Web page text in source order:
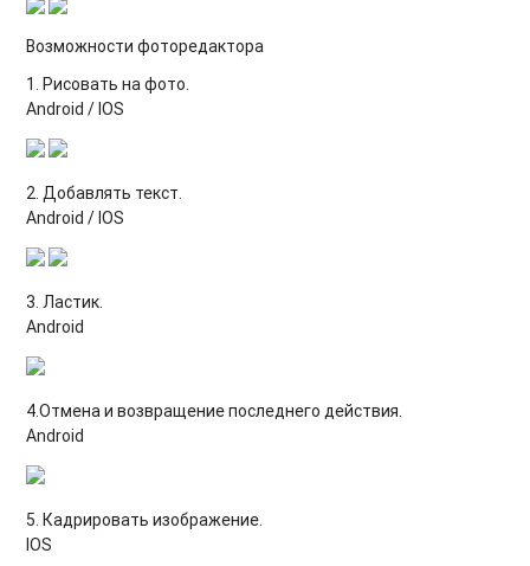
Возможности фоторедактора
1. Рисовать на фото.
Android / IOS
2. Добавлять текст.
Android / IOS
3. Ластик.
Android
4.Отмена и возвращение последнего действия.
Android
5. Кадрировать изображение.
IOS